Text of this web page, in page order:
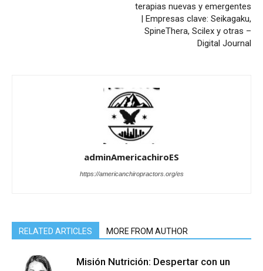
terapias nuevas y emergentes
| Empresas clave: Seikagaku,
SpineThera, Scilex y otras –
Digital Journal
adminAmericachiroES
https://americanchiropractors.org/es
RELATED ARTICLES MORE FROM AUTHOR
Misión Nutrición: Despertar con un